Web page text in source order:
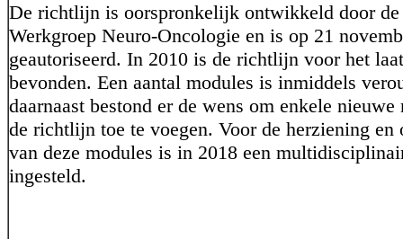
De richtlijn is oorspronkelijk ontwikkeld door
Werkgroep Neuro-Oncologie en is op 21
geautoriseerd. In 2010 is de richtlijn voor het
bevonden. Een aantal modules is inmiddels
daarnaast bestond er de wens om enkele nieuwe
de richtlijn toe te voegen. Voor de herziening
van deze modules is in 2018 een
ingesteld.